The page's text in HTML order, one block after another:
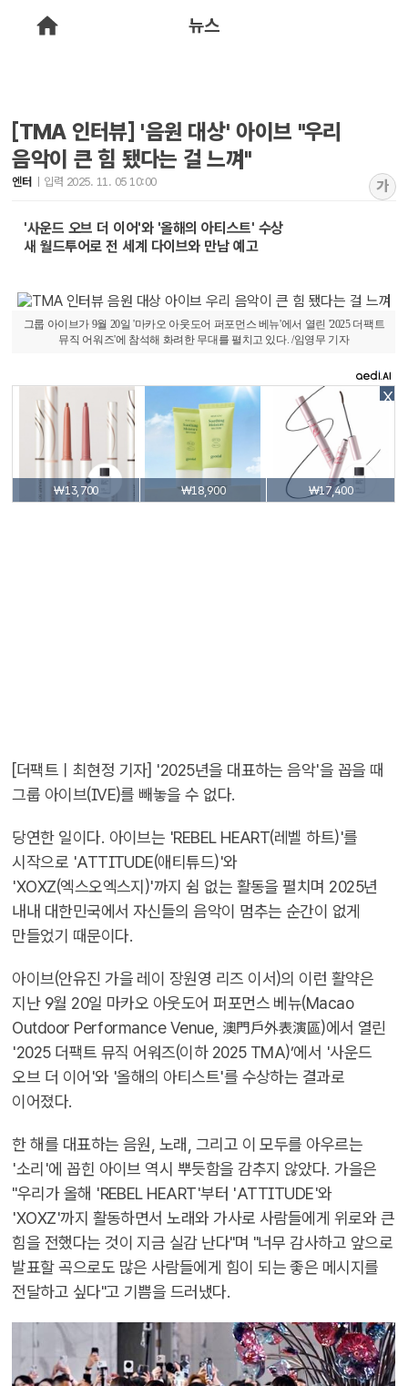
뉴스
[TMA 인터뷰] '음원 대상' 아이브 "우리
음악이 큰 힘 됐다는 걸 느껴"
엔터 입력 2025. 11. 05 10:00 가
'사운드 오브 더 이어'와 '올해의 아티스트' 수상
새 월드투어로 전 세계 다이브와 만남 예고
그룹 아이브가 9월 20일 '마카오 아웃도어 퍼포먼스 베뉴'에서 열린 '2025 더팩트
뮤직 어워즈'에 참석해 화려한 무대를 펼치고 있다. /임영무 기자
X
₩13,700 ₩18,900 ₩17,400
[더팩트ㅣ최현정 기자] '2025년을 대표하는 음악'을 꼽을 때
그룹 아이브(IVE)를 빼놓을 수 없다.
당연한 일이다. 아이브는 'REBEL HEART(레벨 하트)'를
시작으로 'ATTITUDE(애티튜드)'와
'XOXZ(엑스오엑스지)'까지 쉼 없는 활동을 펼치며 2025년
내내 대한민국에서 자신들의 음악이 멈추는 순간이 없게
만들었기 때문이다.
아이브(안유진 가을 레이 장원영 리즈 이서)의 이런 활약은
지난 9월 20일 마카오 아웃도어 퍼포먼스 베뉴(Macao
Outdoor Performance Venue, 澳門戶外表演區)에서 열린
'2025 더팩트 뮤직 어워즈(이하 2025 TMA)’에서 '사운드
오브 더 이어'와 '올해의 아티스트'를 수상하는 결과로
이어졌다.
한 해를 대표하는 음원, 노래, 그리고 이 모두를 아우르는
'소리'에 꼽힌 아이브 역시 뿌듯함을 감추지 않았다. 가을은
"우리가 올해 'REBEL HEART'부터 'ATTITUDE'와
'XOXZ'까지 활동하면서 노래와 가사로 사람들에게 위로와 큰
힘을 전했다는 것이 지금 실감 난다"며 "너무 감사하고 앞으로
발표할 곡으로도 많은 사람들에게 힘이 되는 좋은 메시지를
전달하고 싶다"고 기쁨을 드러냈다.